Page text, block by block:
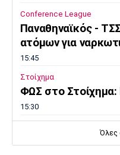
Conference League
Παναθηναϊκός -
ατόμων για
15:45
Στοίχημα
ΦΩΣ στο Στοίχημα:
15:30
Ανοιχτή Θάλασσα:
Όλες